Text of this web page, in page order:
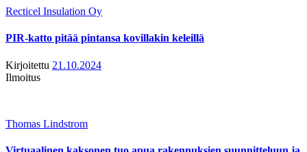
Recticel Insulation Oy
PIR-katto pitää pintansa kovillakin keleillä
Kirjoitettu 21.10.2024
Ilmoitus
Thomas Lindstrom